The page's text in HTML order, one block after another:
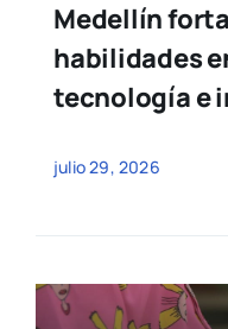
Medellín
habilidades
tecnología e
julio 29, 2026